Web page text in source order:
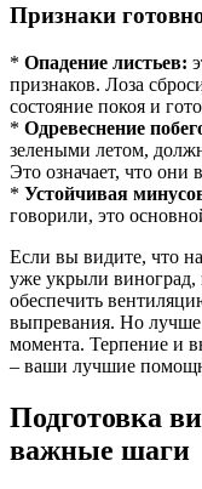
Признаки
* Опадение листьев:
признаков. Лоза
состояние покоя и
* Одревеснение
зелеными летом,
Это означает, что они
* Устойчивая
говорили, это
Если вы видите, что
уже укрыли виноград,
обеспечить
выпревания. Но
момента. Терпение и
– ваши лучшие
Подготовка
важные шаги